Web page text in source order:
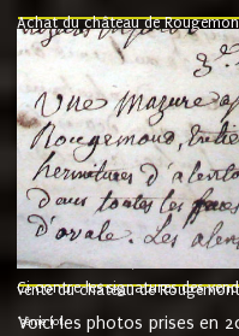
Achat du château de
"l'an mil six cent soixante
nommé fut présent Messire
vend, purement simplement et
et chavannes conseiller du
que le dit seigneur Baron de
de la Velliere tout ainsi et
présent......"
suivent les rentes, donation
Ci contre les signatures des
vente du château de
"3ème lot
Voici les photos prises en